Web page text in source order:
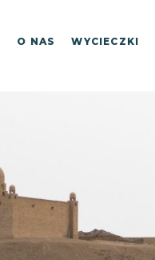
O NAS WYCIECZKI